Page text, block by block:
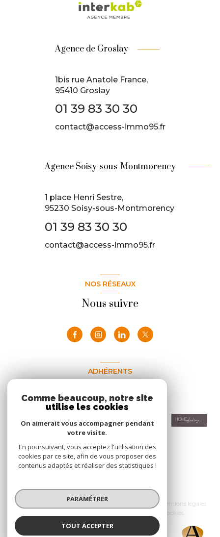
ACCESS Immobilier
Agence de Groslay
1bis rue Anatole France,
95410 Groslay
01 39 83 30 30
contact@access-immo95.fr
Agence Soisy-sous-Montmorency
1 place Henri Sestre,
95230 Soisy-sous-Montmorency
01 39 83 30 30
contact@access-immo95.fr
NOS RÉSEAUX
Nous suivre
ADHÉRENTS
Nous adhérons
© 2026 | Tous droits réservés
Nos honoraires
Nos partenaires
Mentions légales
Cookies
Comme beaucoup, notre site
utilise les cookies
On aimerait vous accompagner pendant
votre visite.
En poursuivant, vous acceptez l'utilisation des
cookies par ce site, afin de vous proposer des
contenus adaptés et réaliser des statistiques !
PARAMÉTRER
TOUT ACCEPTER